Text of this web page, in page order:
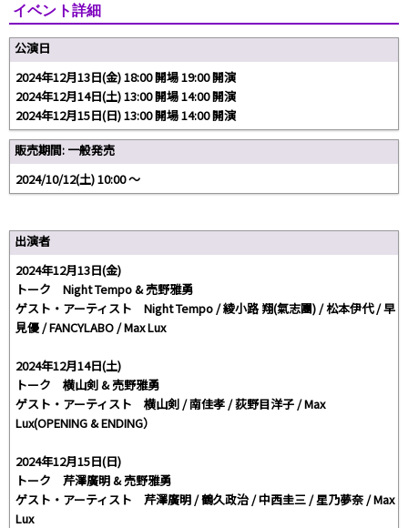
イベント詳細
公演日
2024年12月13日(金) 18:00 開場 19:00 開演
2024年12月14日(土) 13:00 開場 14:00 開演
2024年12月15日(日) 13:00 開場 14:00 開演
販売期間: 一般発売
2024/10/12(土) 10:00 〜
出演者
2024年12月13日(金)
トーク Night Tempo & 売野雅勇
ゲスト・アーティスト Night Tempo / 綾小路 翔(氣志團) / 松本伊代 / 早
見優 / FANCYLABO / Max Lux
2024年12月14日(土)
トーク 横山剣 & 売野雅勇
ゲスト・アーティスト 横山剣 / 南佳孝 / 荻野目洋子 / Max
Lux(OPENING & ENDING）
2024年12月15日(日)
トーク 芹澤廣明 & 売野雅勇
ゲスト・アーティスト 芹澤廣明 / 鶴久政治 / 中西圭三 / 星乃夢奈 / Max
Lux